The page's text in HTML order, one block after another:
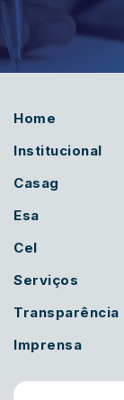
Home
Institucional
Casag
Esa
Cel
Serviços
Transparência
Imprensa